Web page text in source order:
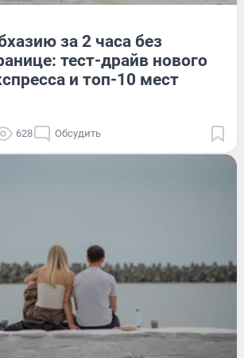
за 2 часа без
тест-драйв нового
и топ-10 мест
628 Обсудить